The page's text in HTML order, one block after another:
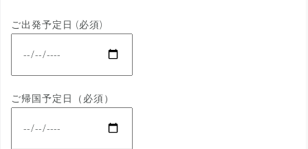
ご出発予定日 (必須)
ご帰国予定日（必須）